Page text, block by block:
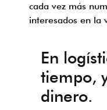
cada vez más
interesados en la
En
tiempo,
dinero.